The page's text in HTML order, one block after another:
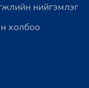
нийгэмлэг
холбоо